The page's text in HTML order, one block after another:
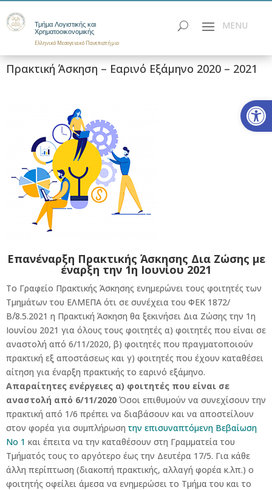
Τμήμα Λογιστικής και
Χρηματοοικονομικής
Ελληνικό Μεσογειακό Πανεπιστήμιο
Πρακτική Άσκηση – Εαρινό Εξάμηνο 2020 – 2021
Επανέναρξη Πρακτικής Άσκησης Δια Ζώσης με
έναρξη την 1η Ιουνίου 2021
Το Γραφείο Πρακτικής Άσκησης ενημερώνει τους φοιτητές των
Τμημάτων του ΕΛΜΕΠΑ ότι σε συνέχεια του ΦΕΚ 1872/
Β΄/8.5.2021 η Πρακτική Άσκηση θα ξεκινήσει Δια Ζώσης την 1η
Ιουνίου 2021 για όλους τους φοιτητές α) φοιτητές που είναι σε
αναστολή από 6/11/2020, β) φοιτητές που πραγματοποιούν
πρακτική εξ αποστάσεως και γ) φοιτητές που έχουν καταθέσει
αίτηση για έναρξη πρακτικής το εαρινό εξάμηνο.
Απαραίτητες ενέργειες α) φοιτητές που είναι σε
αναστολή από 6/11/2020 Όσοι επιθυμούν να συνεχίσουν την
πρακτική από 1/6 πρέπει να διαβάσουν και να αποστείλουν
στον φορέα για συμπλήρωσητην επισυναπτόμενη Βεβαίωση
Νο 1 και έπειτα να την καταθέσουν στη Γραμματεία του
Τμήματός τους το αργότερο έως την Δευτέρα 17/5. Για κάθε
άλλη περίπτωση (διακοπή πρακτικής, αλλαγή φορέα κ.λπ.) ο
φοιτητής οφείλει άμεσα να ενημερώσει το Τμήμα του και το